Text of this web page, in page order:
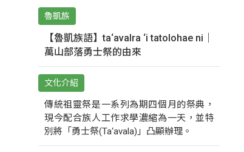
魯凱族
【魯凱族語】ta‘avalra ‘i tatolohae ni｜
萬山部落勇士祭的由來
文化介紹
傳統祖靈祭是一系列為期四個月的祭典，
現今配合族人工作求學濃縮為一天，並特
別將「勇士祭(Ta‘avala)」凸顯辦理。